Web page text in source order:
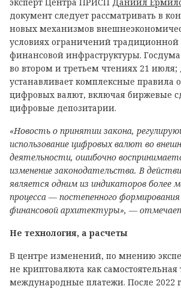
документ следует рассматривать в
новых механизмов
условиях ограничений
финансовой инфраструктуры.
во втором и третьем чтениях 21
устанавливает комплексные правила
цифровых валют, включая биржевые
цифровые депозитарии.
«Новость о принятии закона,
использование цифровых валют во
деятельности, ошибочно
изменение законодательства. В
является одним из индикаторов более
процесса — постепенного формирования
финансовой архитектуры», —
Не технология, а расчеты
В центре изменений, по мнению
не криптовалюта как самостоятельная
международные платежи. После 2022